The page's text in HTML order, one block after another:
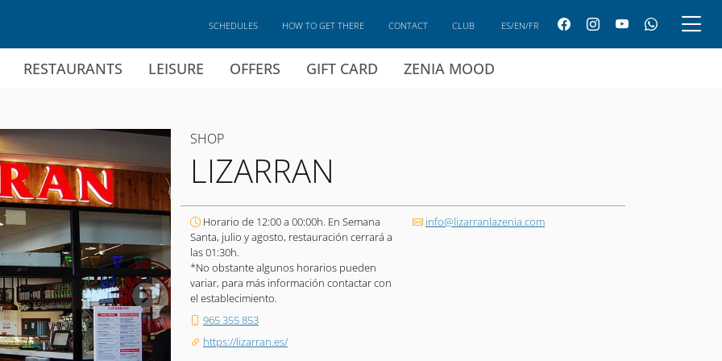
RESTAURANTS LEISURE OFFERS GIFT CARD ZENIA MOOD
SCHEDULES HOW TO GET THERE CONTACT CLUB ES/EN/FR
SHOP
LIZARRAN
Horario de 12:00 a 00:00h. En Semana
Santa, julio y agosto, restauración cerrará a
las 01:30h.
*No obstante algunos horarios pueden
variar, para más información contactar con
el establecimiento.
info@lizarranlazenia.com
965 355 853
https://lizarran.es/